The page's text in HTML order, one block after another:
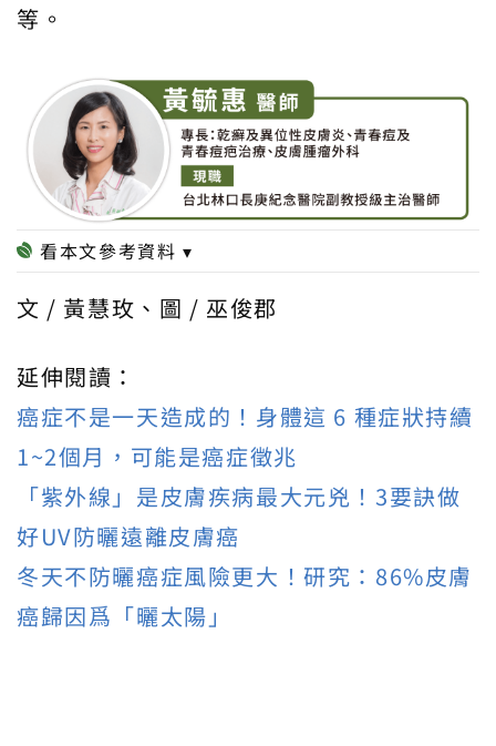
等。
文 / 黃慧玫、圖 / 巫俊郡
延伸閱讀：
癌症不是一天造成的！身體這 6 種症狀持續
1~2個月，可能是癌症徵兆
「紫外線」是皮膚疾病最大元兇！3要訣做
好UV防曬遠離皮膚癌
冬天不防曬癌症風險更大！研究：86%皮膚
癌歸因爲「曬太陽」